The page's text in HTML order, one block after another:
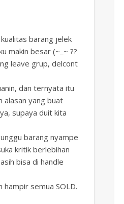
barang jelek
makin besar (~_~ ??
leave grup, delcont
dan ternyata itu
alasan yang buat
supaya duit kita
barang nyampe
kritik berlebihan
bisa di handle
semua SOLD.